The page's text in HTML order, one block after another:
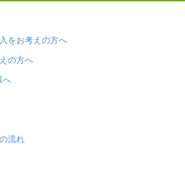
をお考えの方へ
の方へ
へ
流れ